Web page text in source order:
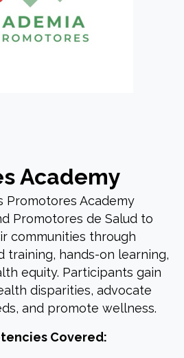
Academy
Promotores Academy
Promotores de Salud to
communities through
training, hands-on learning,
equity. Participants gain
disparities, advocate
and promote wellness.
Covered: